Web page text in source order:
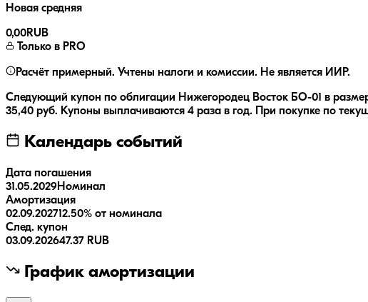
Новая средняя
0,00RUB
Только в PRO
Расчёт примерный. Учтены налоги и комиссии. Не является ИИР.
Следующий купон по облигации Нижегородец Восток БО-01 в
35,40 руб. Купоны выплачиваются 4 раза в год. При покупке по
Календарь событий
Дата погашения
31.05.2029Номинал
Амортизация
02.09.202712.50% от номинала
След. купон
03.09.202647.37 RUB
График амортизации